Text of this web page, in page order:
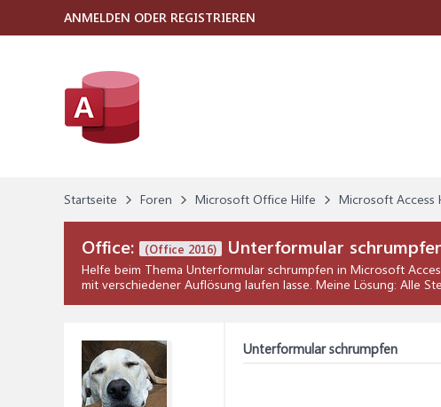
Startseite Foren Microsoft Office Hilfe Microsoft Access
Office: (Office 2016) Unterformular
Helfe beim Thema Unterformular schrumpfen in Microsoft
mit verschiedener Auflösung laufen lasse. Meine Lösung: Alle
Unterformular schrumpfen
ANMELDEN ODER REGISTRIEREN